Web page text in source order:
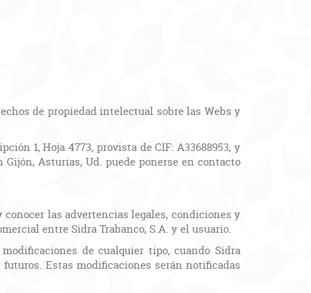
de propiedad intelectual sobre las Webs y
1, Hoja 4773, provista de CIF: A33688953, y
Asturias, Ud. puede ponerse en contacto
las advertencias legales, condiciones y
entre Sidra Trabanco, S.A. y el usuario.
de cualquier tipo, cuando Sidra
Estas modificaciones serán notificadas